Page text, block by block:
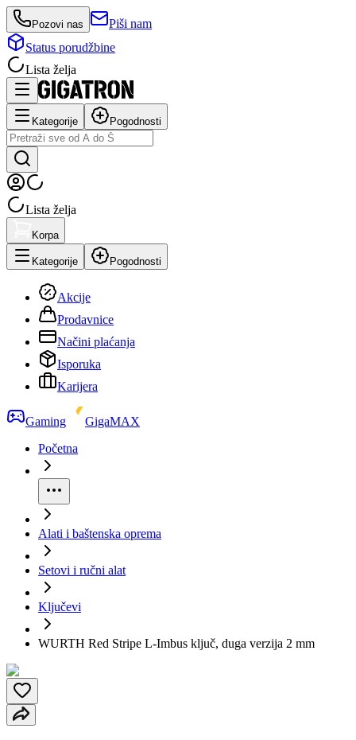
Pozovi nas
Piši nam
Status porudžbine
Lista želja
Kategorije Pogodnosti
Lista želja
Korpa
Kategorije Pogodnosti
Akcije
Prodavnice
Načini plaćanja
Isporuka
Karijera
Gaming
GigaMAX
Početna
Alati i baštenska oprema
Setovi i ručni alat
Ključevi
WURTH Red Stripe L-Imbus ključ, duga verzija 2 mm